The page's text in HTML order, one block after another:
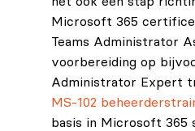
Microsoft 365
Teams Administrator
voorbereiding op
Administrator Expert
MS-102
basis in Microsoft 365